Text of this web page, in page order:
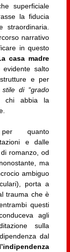
superficiale
la fiducia
narrativo
in questo
casa madre
salto
e per
stile di “grado
chi abbia la
quanto
e dalle
romanzo, od
ma
ambiguo
porta a
trauma che è
questi
agli
sulla
dal